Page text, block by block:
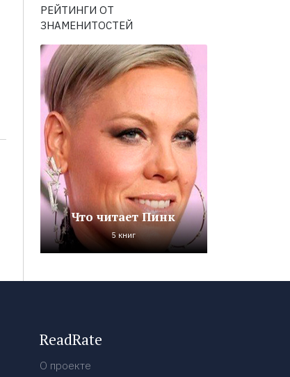
РЕЙТИНГИ ОТ
ЗНАМЕНИТОСТЕЙ
Что читает Пинк
5 книг
ReadRate
О проекте